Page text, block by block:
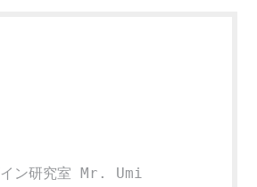
イン研究室 Mr. Umi